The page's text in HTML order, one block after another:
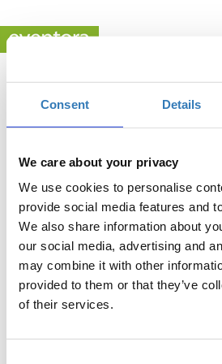
Consent Details
We care about your privacy
We use cookies to personalise
provide social media features and
We also share information about
our social media, advertising and
may combine it with other
provided to them or that they’ve
of their services.
ΗΜΕΡΙΔΑ ΕΝΗΜΕΡΩΣΗΣ ΓΙΑ
ΕΓΓΥΗΣΕΩΝ ΠΡΟΕΛΕΥΣΗΣ
Πέμπτη, 6 Ιουνίου 2024 12:00 μμ